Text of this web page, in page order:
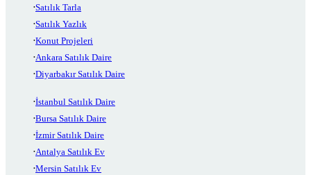
Satılık Tarla
Satılık Yazlık
Konut Projeleri
Ankara Satılık Daire
Diyarbakır Satılık Daire
İstanbul Satılık Daire
Bursa Satılık Daire
İzmir Satılık Daire
Antalya Satılık Ev
Mersin Satılık Ev